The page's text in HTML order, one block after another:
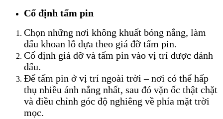
Cố định tấm pin
Chọn những nơi không khuất bóng nắng, làm
dấu khoan lỗ dựa theo giá đỡ tấm pin.
Cố định giá đỡ và tấm pin vào vị trí được đánh
dấu.
Để tấm pin ở vị trí ngoài trời – nơi có thể hấp
thụ nhiều ánh nắng nhất, sau đó vặn ốc thật chặt
và điều chỉnh góc độ nghiêng về phía mặt trời
mọc.